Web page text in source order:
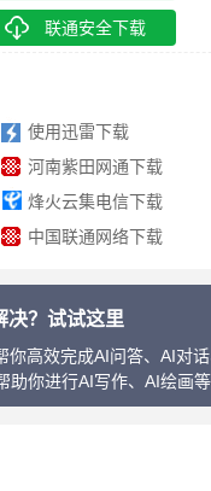
联通安全下载
使用迅雷下载
河南紫田网通下载
烽火云集电信下载
中国联通网络下载
决？试试这里
你高效完成AI问答、AI对
助你进行AI写作、AI绘画